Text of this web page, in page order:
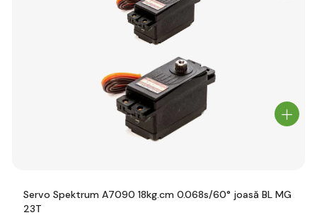
Servo Spektrum A7090 18kg.cm 0.068s/60° joasă BL MG
23T